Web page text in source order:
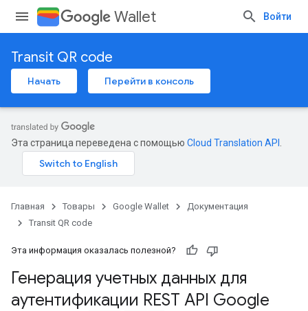
Wallet Войти
Transit QR code
Начать Перейти в консоль
Эта страница переведена с помощью Cloud Translation API
Главная Товары Google Wallet
Документация
Transit QR code
Эта информация оказалась полезной?
Генерация учетных данных для
аутентификации REST API Google